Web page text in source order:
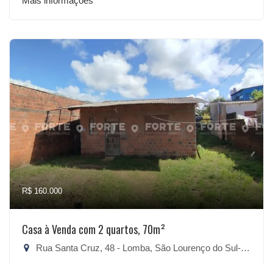
R$ 160.000
Casa à Venda com 2 quartos, 70m²
Rua Santa Cruz, 48 - Lomba, São Lourenço do Sul-RS